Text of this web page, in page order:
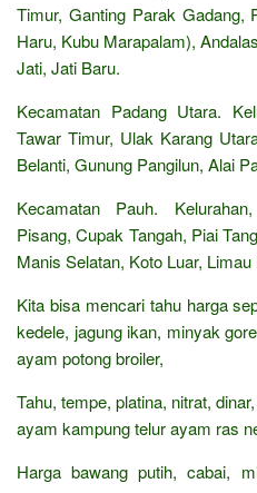
Timur, Ganting Parak Gadang,
Haru, Kubu Marapalam),
Jati, Jati Baru.
Kecamatan Padang Utara.
Tawar Timur, Ulak Karang
Belanti, Gunung Pangilun, Alai
Kecamatan Pauh.
Pisang, Cupak Tangah, Piai
Manis Selatan, Koto Luar,
Kita bisa mencari tahu harga
kedele, jagung ikan, minyak
ayam potong broiler,
Tahu, tempe, platina, nitrat,
ayam kampung telur ayam ras
Harga bawang putih, cabai,